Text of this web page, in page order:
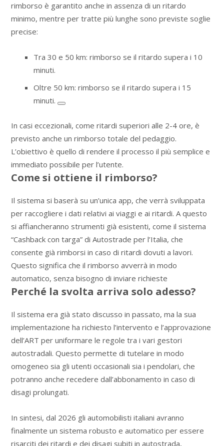
rimborso è garantito anche in assenza di un ritardo
minimo, mentre per tratte più lunghe sono previste soglie
precise:
Tra 30 e 50 km: rimborso se il ritardo supera i 10
minuti.
Oltre 50 km: rimborso se il ritardo supera i 15
minuti.
In casi eccezionali, come ritardi superiori alle 2-4 ore, è
previsto anche un rimborso totale del pedaggio.
L’obiettivo è quello di rendere il processo il più semplice e
immediato possibile per l’utente.
Come si ottiene il rimborso?
Il sistema si baserà su un’unica app, che verrà sviluppata
per raccogliere i dati relativi ai viaggi e ai ritardi. A questo
si affiancheranno strumenti già esistenti, come il sistema
“Cashback con targa” di Autostrade per l’Italia, che
consente già rimborsi in caso di ritardi dovuti a lavori.
Questo significa che il rimborso avverrà in modo
automatico, senza bisogno di inviare richieste
Perché la svolta arriva solo adesso?
Il sistema era già stato discusso in passato, ma la sua
implementazione ha richiesto l’intervento e l’approvazione
dell’ART per uniformare le regole tra i vari gestori
autostradali. Questo permette di tutelare in modo
omogeneo sia gli utenti occasionali sia i pendolari, che
potranno anche recedere dall’abbonamento in caso di
disagi prolungati.
In sintesi, dal 2026 gli automobilisti italiani avranno
finalmente un sistema robusto e automatico per essere
risarciti dei ritardi e dei disagi subiti in autostrada,